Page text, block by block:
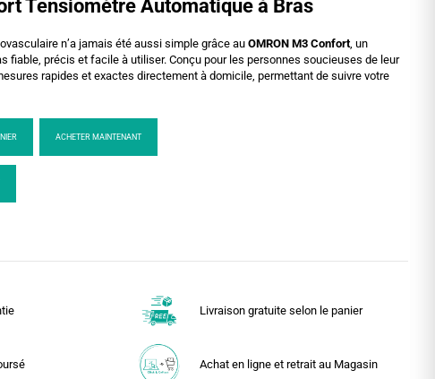
Tensiomètre Automatique à Bras
n’a jamais été aussi simple grâce au OMRON M3 Confort, un
fiable, précis et facile à utiliser. Conçu pour les personnes soucieuses de leur
rapides et exactes directement à domicile, permettant de suivre votre
ACHETER MAINTENANT
Livraison gratuite selon le panier
Achat en ligne et retrait au Magasin